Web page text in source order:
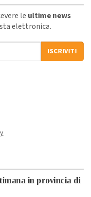
le ultime news
elettronica.
ISCRIVITI
in provincia di